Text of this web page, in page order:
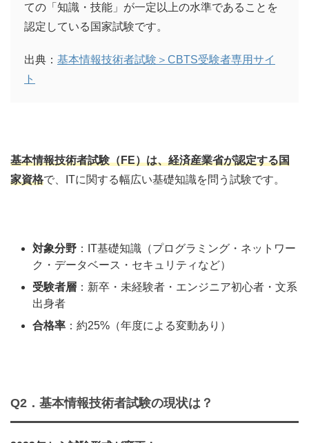
ての「知識・技能」が一定以上の水準であることを
認定している国家試験です。
出典： 基本情報技術者試験＞CBTS受験者専用サイ
ト
基本情報技術者試験（FE）は、経済産業省が認定する国
家資格で、ITに関する幅広い基礎知識を問う試験です。
対象分野 ：IT基礎知識（プログラミング・ネットワー
ク・データベース・セキュリティなど）
受験者層 ：新卒・未経験者・エンジニア初心者・文系
出身者
合格率 ：約25%（年度による変動あり）
Q2． 基本情報技術者試験の現状は？